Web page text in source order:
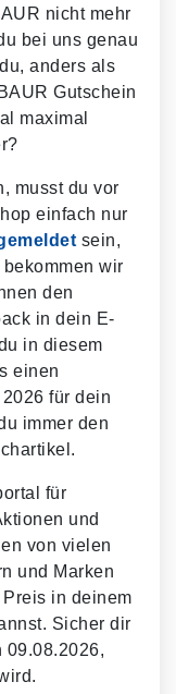
nicht mehr
bei uns genau
anders als
Gutschein
maximal
musst du vor
einfach nur
sein,
wir
den
in dein E-
in diesem
einen
für dein
immer den
für
und
von vielen
und Marken
in deinem
Sicher dir
09.08.2026,